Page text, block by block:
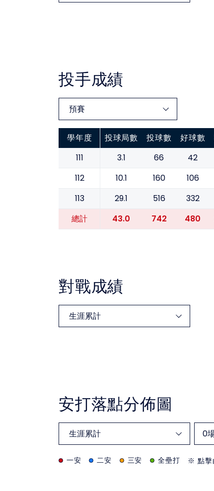
投手成績
學年度 投球局數 投球數 好球數
111 3.1 66 42
112
10.1 160 106
113
29.1 516 332
總計 43.0 742 480
對戰成績
安打落點分佈圖
0
一安 二安 三安 全壘打 ※ 點擊